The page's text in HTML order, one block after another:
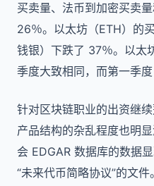
买卖量、法币到加密买卖
26％。以太坊（ETH）的
钱银）下跌了 37％。以太
季度大致相同，而第一季
针对区块链职业的出资继
产品结构的杂乱程度也明
会 EDGAR 数据库的数据
“未来代币简略协议”的文